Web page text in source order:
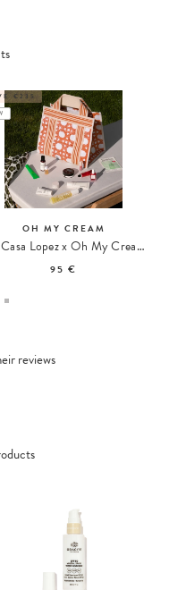
€235
OH MY CREAM
The Casa Lopez x Oh My Cream Summer Tote
95 €
reviews